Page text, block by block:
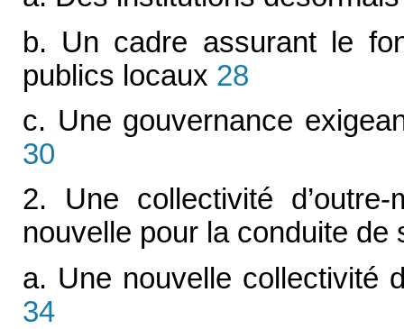
b. Un cadre assurant le
publics locaux 28
c. Une gouvernance
30
2. Une collectivité
nouvelle pour la conduite de
a. Une nouvelle collectivité
34